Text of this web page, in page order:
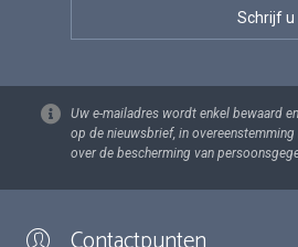
Uw e-mailadres wordt enkel bewaard
op de nieuwsbrief, in
over de bescherming van